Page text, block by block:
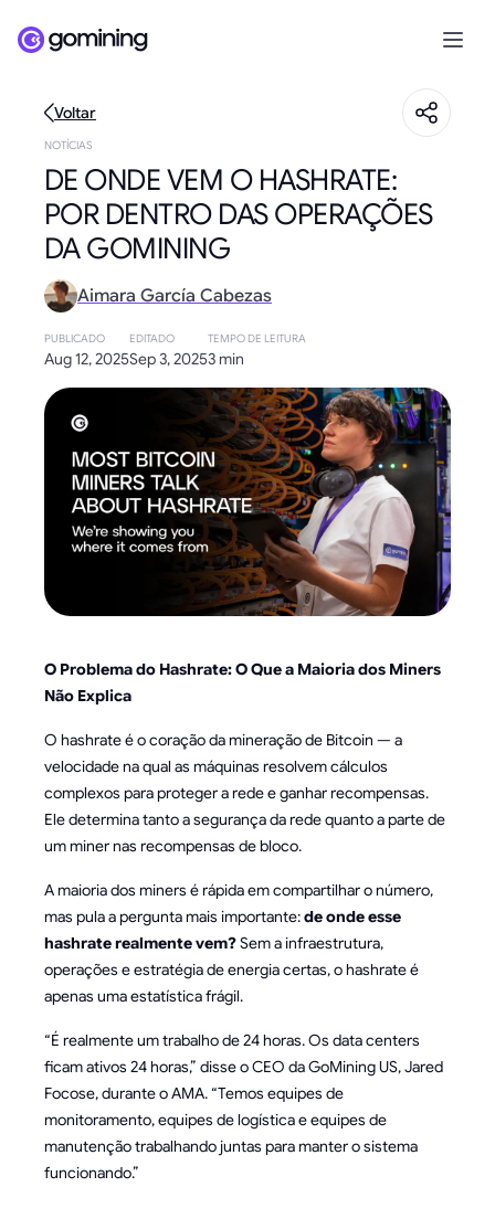
Voltar
NOTÍCIAS
DE ONDE VEM O HASHRATE:
POR DENTRO DAS OPERAÇÕES
DA GOMINING
Aimara García Cabezas
PUBLICADO
Aug 12, 2025
EDITADO
Sep 3, 2025
TEMPO DE LEITURA
3 min
O Problema do Hashrate: O Que a Maioria dos Miners
Não Explica
O hashrate é o coração da mineração de Bitcoin — a
velocidade na qual as máquinas resolvem cálculos
complexos para proteger a rede e ganhar recompensas.
Ele determina tanto a segurança da rede quanto a parte de
um miner nas recompensas de bloco.
A maioria dos miners é rápida em compartilhar o número,
mas pula a pergunta mais importante:de onde esse
hashrate realmente vem?Sem a infraestrutura,
operações e estratégia de energia certas, o hashrate é
apenas uma estatística frágil.
“É realmente um trabalho de 24 horas. Os data centers
ficam ativos 24 horas,” disse o CEO da GoMining US, Jared
Focose, durante o AMA. “Temos equipes de
monitoramento, equipes de logística e equipes de
manutenção trabalhando juntas para manter o sistema
funcionando.”